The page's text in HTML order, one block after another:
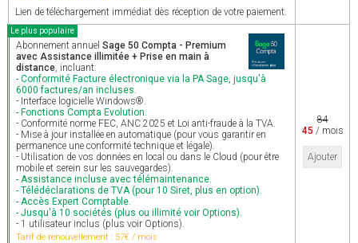
Lien de téléchargement immédiat dès réception de votre paiement.
Le plus populaire
Abonnement annuel Sage 50 Compta - Premium
avec Assistance illimitée + Prise en main à
distance, incluant:
- Conformité Facture électronique via la PA Sage, jusqu'à
6000 factures/an incluses.
- Interface logicielle Windows®.
- Fonctions Compta Evolution.
- Conformité norme FEC, ANC 2025 et Loi anti-fraude à la TVA.
- Mise à jour installée en automatique (pour vous garantir en
permanence une conformité technique et légale).
- Utilisation de vos données en local ou dans le Cloud (pour être
mobile et serein sur les sauvegardes).
- Assistance incluse avec télémaintenance.
- Télédéclarations de TVA (pour 10 Siret, plus en option).
- Accès Expert Comptable.
- Jusqu'à 10 sociétés (plus ou illimité voir Options).
- 1 utilisateur inclus (plus voir Options).
Tarif de renouvellement : 57€ / mois
84
45 / mois
Ajouter